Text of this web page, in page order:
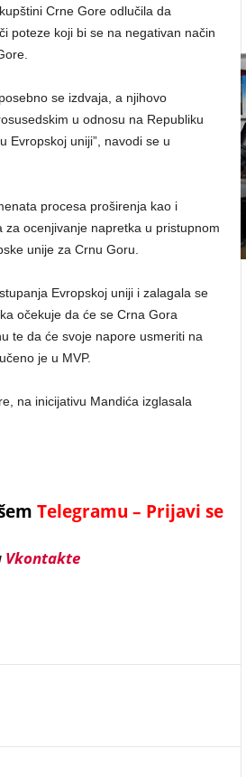
Crne Gore odlučila da
poteze koji bi se na negativan način
se izdvaja, a njihovo
u odnosu na Republiku
Evropskoj uniji”, navodi se u
procesa proširenja kao i
ocenjivanje napretka u pristupnom
unije za Crnu Goru.
Evropskoj uniji i zalagala se
očekuje da će se Crna Gora
te da će svoje napore usmeriti na
je u MVP.
na inicijativu Mandića izglasala
Telegramu – Prijavi se
Vkontakte